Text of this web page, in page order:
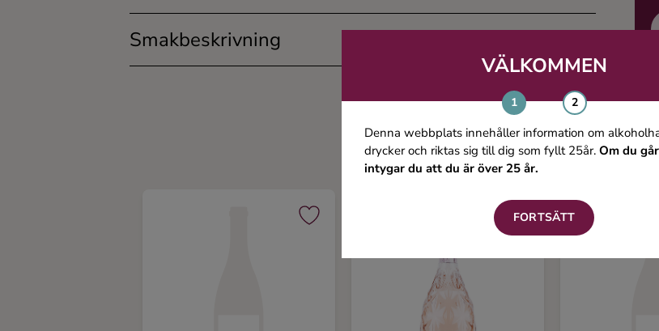
VÄLKOMMEN
Denna webbplats innehåller information om
drycker och riktas sig till dig som fyllt 25år. Om du
intygar du att du är över 25 år.
FORTSÄTT
Smakbeskrivning
Du kanske även gillar